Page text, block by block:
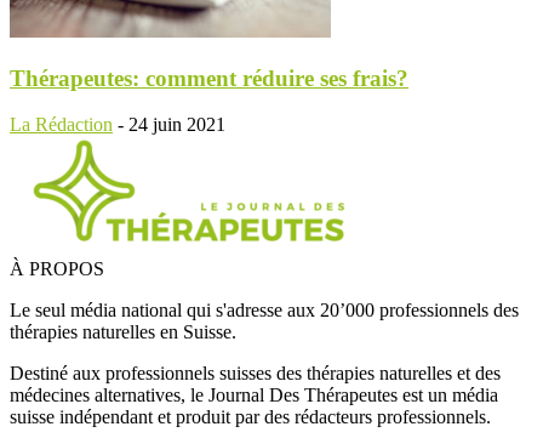
Thérapeutes: comment réduire ses frais?
La Rédaction - 24 juin 2021
À PROPOS
Le seul média national qui s'adresse aux 20’000 professionnels des
thérapies naturelles en Suisse.
Destiné aux professionnels suisses des thérapies naturelles et des
médecines alternatives, le Journal Des Thérapeutes est un média
suisse indépendant et produit par des rédacteurs professionnels.